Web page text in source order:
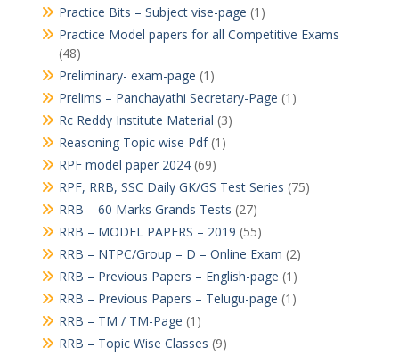
Practice Bits – Subject vise-page (1)
Practice Model papers for all Competitive Exams
(48)
Preliminary- exam-page (1)
Prelims – Panchayathi Secretary-Page (1)
Rc Reddy Institute Material (3)
Reasoning Topic wise Pdf(1)
RPF model paper 2024(69)
RPF, RRB, SSC Daily GK/GS Test Series (75)
RRB – 60 Marks Grands Tests (27)
RRB – MODEL PAPERS – 2019 (55)
RRB – NTPC/Group – D – Online Exam (2)
RRB – Previous Papers – English-page (1)
RRB – Previous Papers – Telugu-page (1)
RRB – TM / TM-Page (1)
RRB – Topic Wise Classes (9)